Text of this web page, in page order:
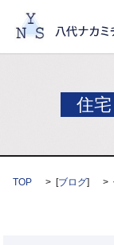
住
TOP [ブログ]